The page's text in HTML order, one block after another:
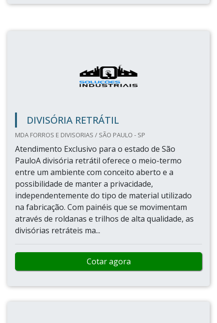
DIVISÓRIA RETRÁTIL
MDA FORROS E DIVISORIAS / SÃO PAULO - SP
Atendimento Exclusivo para o estado de São
PauloA divisória retrátil oferece o meio-termo
entre um ambiente com conceito aberto e a
possibilidade de manter a privacidade,
independentemente do tipo de material utilizado
na fabricação. Com painéis que se movimentam
através de roldanas e trilhos de alta qualidade, as
divisórias retráteis ma...
Cotar agora